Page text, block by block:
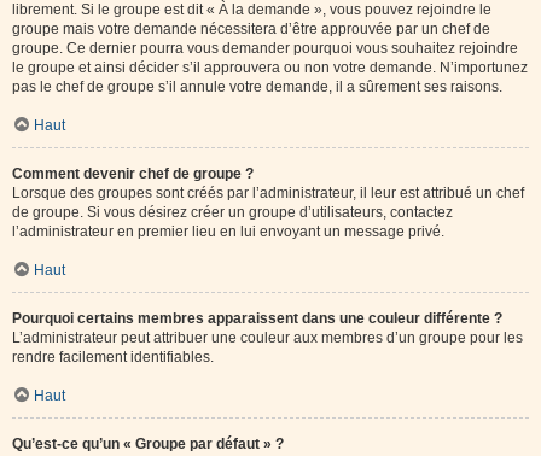
librement. Si le groupe est dit « À la demande », vous pouvez rejoindre le
groupe mais votre demande nécessitera d’être approuvée par un chef de
groupe. Ce dernier pourra vous demander pourquoi vous souhaitez rejoindre
le groupe et ainsi décider s’il approuvera ou non votre demande. N’importunez
pas le chef de groupe s’il annule votre demande, il a sûrement ses raisons.
Haut
Comment devenir chef de groupe ?
Lorsque des groupes sont créés par l’administrateur, il leur est attribué un chef
de groupe. Si vous désirez créer un groupe d’utilisateurs, contactez
l’administrateur en premier lieu en lui envoyant un message privé.
Haut
Pourquoi certains membres apparaissent dans une couleur différente ?
L’administrateur peut attribuer une couleur aux membres d’un groupe pour les
rendre facilement identifiables.
Haut
Qu’est-ce qu’un « Groupe par défaut » ?